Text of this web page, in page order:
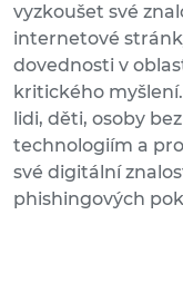
vyzkoušet své
internetové
dovednosti v
kritického
lidi, děti, osoby
technologiím a
své digitální
phishingových